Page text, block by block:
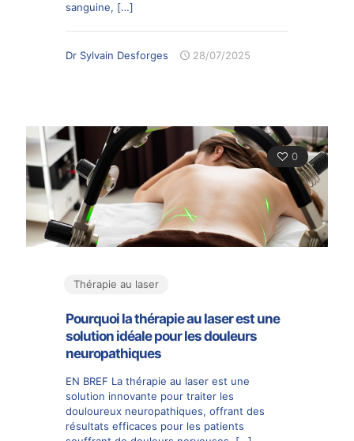
sanguine, […]
Dr Sylvain Desforges 28/07/2025
0
Thérapie au laser
Pourquoi la thérapie au laser est une
solution idéale pour les douleurs
neuropathiques
EN BREF La thérapie au laser est une
solution innovante pour traiter les
douloureux neuropathiques, offrant des
résultats efficaces pour les patients